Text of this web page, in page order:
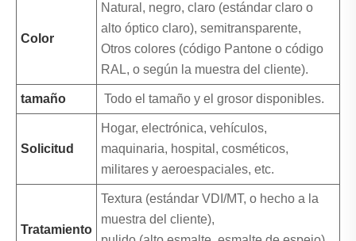
Color
Natural, negro, claro (estándar claro o
alto óptico claro), semitransparente,
Otros colores (código Pantone o código
RAL, o según la muestra del cliente).
tamaño Todo el tamaño y el grosor disponibles.
Solicitud
Hogar, electrónica, vehículos,
maquinaria, hospital, cosméticos,
militares y aeroespaciales, etc.
Tratamiento
Textura (estándar VDI/MT, o hecho a la
muestra del cliente),